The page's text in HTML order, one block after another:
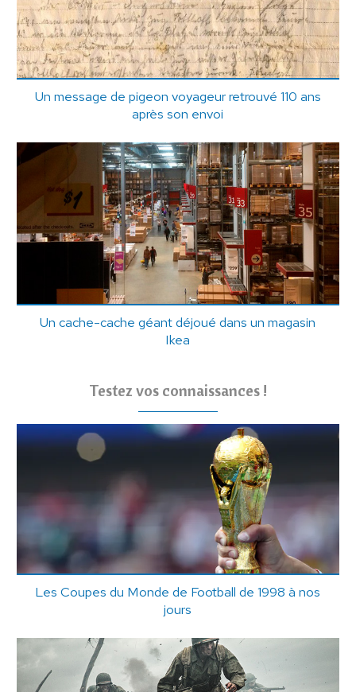
Un message de pigeon voyageur retrouvé 110 ans
après son envoi
Un cache-cache géant déjoué dans un magasin
Ikea
Testez vos connaissances !
Les Coupes du Monde de Football de 1998 à nos
jours